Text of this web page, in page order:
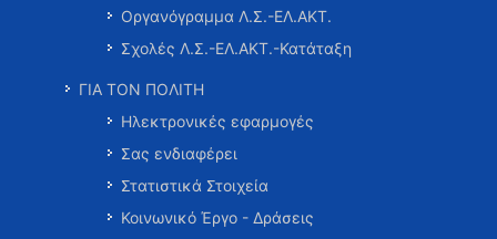
Οργανόγραμμα Λ.Σ.-ΕΛ.ΑΚΤ.
Σχολές Λ.Σ.-ΕΛ.ΑΚΤ.-Κατάταξη
ΓΙΑ ΤΟΝ ΠΟΛΙΤΗ
Ηλεκτρονικές εφαρμογές
Σας ενδιαφέρει
Στατιστικά Στοιχεία
Κοινωνικό Έργο - Δράσεις